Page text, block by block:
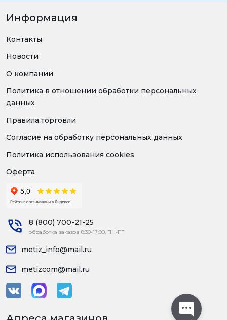
Информация
Контакты
Новости
О компании
Политика в отношении обработки персональных
данных
Правила торговли
Согласие на обработку персональных данных
Политика использования cookies
Оферта
8 (800) 700-21-25
обработка заказов 8:30-17:00, ПН-ПТ
metiz_info@mail.ru
metizcom@mail.ru